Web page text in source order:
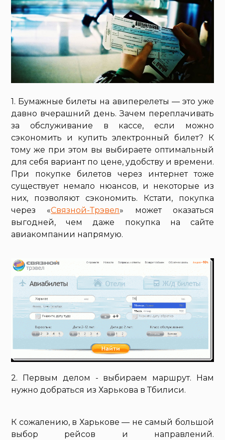
1. Бумажные билеты на авиперелеты — это уже
давно вчерашний день. Зачем переплачивать
за обслуживание в кассе, если можно
сэкономить и купить электронный билет? К
тому же при этом вы выбираете оптимальный
для себя вариант по цене, удобству и времени.
При покупке билетов через интернет тоже
существует немало нюансов, и некоторые из
них, позволяют сэкономить. Кстати, покупка
через «Связной-Трэвел» может оказаться
выгодней, чем даже покупка на сайте
авиакомпании напрямую.
2. Первым делом - выбираем маршрут. Нам
нужно добраться из Харькова в Тбилиси.
К сожалению, в Харькове — не самый большой
выбор рейсов и направлений.